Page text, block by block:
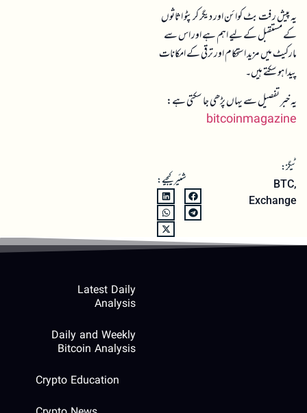
یہ پیش رفت بٹ کوائن اور دیگر کرپٹو اثاثوں
کے مستقبل کے لیے اہم ہے اور اس سے
مارکیٹ میں مزید استحکام اور ترقی کے امکانات
پیدا ہو سکتے ہیں۔
یہ خبر تفصیل سے یہاں پڑھی جا سکتی ہے:
bitcoinmagazine
ٹیگز:
BTC,
Exchange
شئیر کیجیے:
Latest Daily
Analysis
Daily and Weekly
Bitcoin Analysis
Crypto Education